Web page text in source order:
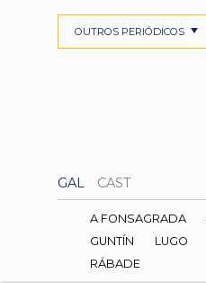
GAL CAST
OUTROS PERIÓDICOS
A FONSAGRADA
GUNTÍN
LUGO
RÁBADE